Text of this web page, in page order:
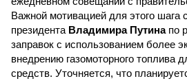
Важной мотивацией для этого шага
президента Владимира Путинапо
заправок с использованием более
внедрению газомоторного топлива
средств. Уточняется, что